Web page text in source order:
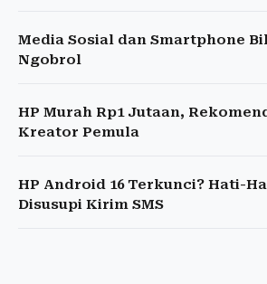
Media Sosial dan Smartphone
Ngobrol
HP Murah Rp1 Jutaan,
Kreator Pemula
HP Android 16 Terkunci? Hati-
Disusupi Kirim SMS